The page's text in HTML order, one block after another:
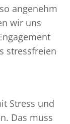
angenehm
wir uns
stressfreien
Stress und
Das muss